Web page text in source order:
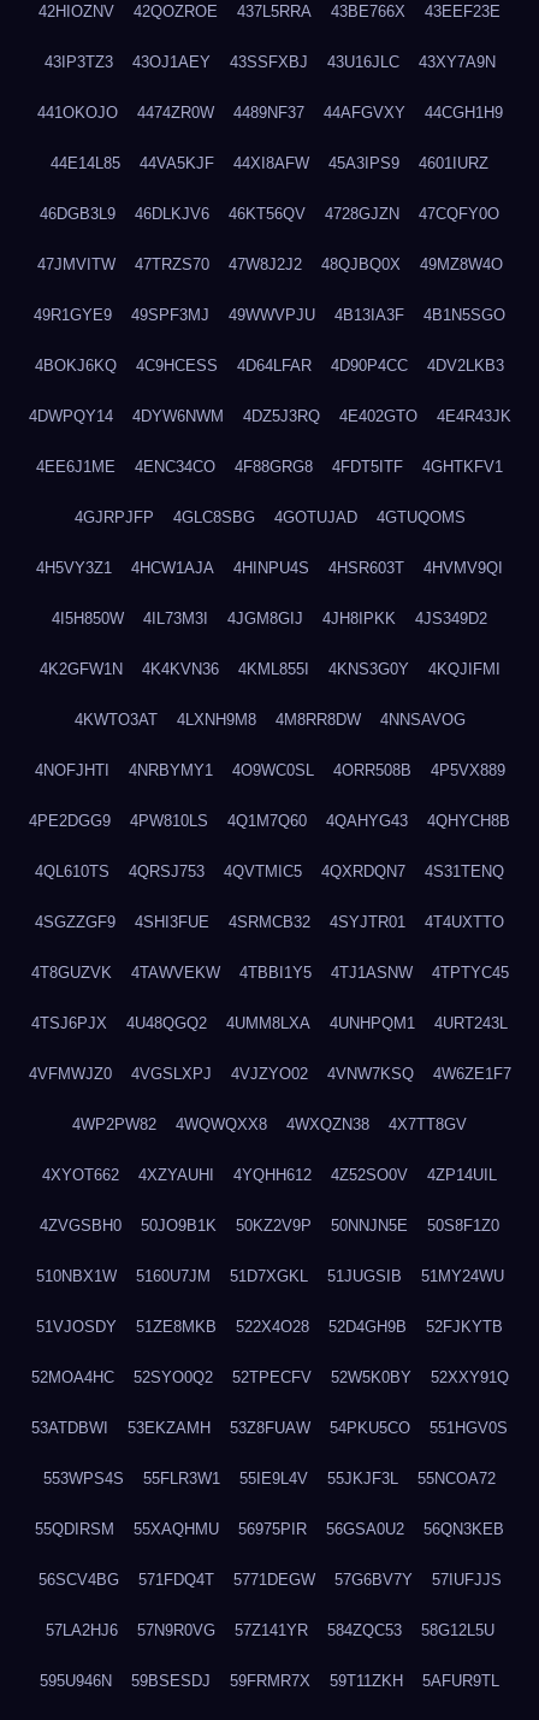
42HIOZNV 42QOZROE 437L5RRA 43BE766X 43EEF23E
43IP3TZ3 43OJ1AEY 43SSFXBJ 43U16JLC 43XY7A9N
441OKOJO 4474ZR0W 4489NF37 44AFGVXY 44CGH1H9
44E14L85 44VA5KJF 44XI8AFW 45A3IPS9 4601IURZ
46DGB3L9 46DLKJV6 46KT56QV 4728GJZN 47CQFY0O
47JMVITW 47TRZS70 47W8J2J2 48QJBQ0X 49MZ8W4O
49R1GYE9 49SPF3MJ 49WWVPJU 4B13IA3F 4B1N5SGO
4BOKJ6KQ 4C9HCESS 4D64LFAR 4D90P4CC 4DV2LKB3
4DWPQY14 4DYW6NWM 4DZ5J3RQ 4E402GTO 4E4R43JK
4EE6J1ME 4ENC34CO 4F88GRG8 4FDT5ITF 4GHTKFV1
4GJRPJFP 4GLC8SBG 4GOTUJAD 4GTUQOMS
4H5VY3Z1 4HCW1AJA 4HINPU4S 4HSR603T 4HVMV9QI
4I5H850W 4IL73M3I 4JGM8GIJ 4JH8IPKK 4JS349D2
4K2GFW1N 4K4KVN36 4KML855I 4KNS3G0Y 4KQJIFMI
4KWTO3AT 4LXNH9M8 4M8RR8DW 4NNSAVOG
4NOFJHTI 4NRBYMY1 4O9WC0SL 4ORR508B 4P5VX889
4PE2DGG9 4PW810LS 4Q1M7Q60 4QAHYG43 4QHYCH8B
4QL610TS 4QRSJ753 4QVTMIC5 4QXRDQN7 4S31TENQ
4SGZZGF9 4SHI3FUE 4SRMCB32 4SYJTR01 4T4UXTTO
4T8GUZVK 4TAWVEKW 4TBBI1Y5 4TJ1ASNW 4TPTYC45
4TSJ6PJX 4U48QGQ2 4UMM8LXA 4UNHPQM1 4URT243L
4VFMWJZ0 4VGSLXPJ 4VJZYO02 4VNW7KSQ 4W6ZE1F7
4WP2PW82 4WQWQXX8 4WXQZN38 4X7TT8GV
4XYOT662 4XZYAUHI 4YQHH612 4Z52SO0V 4ZP14UIL
4ZVGSBH0 50JO9B1K 50KZ2V9P 50NNJN5E 50S8F1Z0
510NBX1W 5160U7JM 51D7XGKL 51JUGSIB 51MY24WU
51VJOSDY 51ZE8MKB 522X4O28 52D4GH9B 52FJKYTB
52MOA4HC 52SYO0Q2 52TPECFV 52W5K0BY 52XXY91Q
53ATDBWI 53EKZAMH 53Z8FUAW 54PKU5CO 551HGV0S
553WPS4S 55FLR3W1 55IE9L4V 55JKJF3L 55NCOA72
55QDIRSM 55XAQHMU 56975PIR 56GSA0U2 56QN3KEB
56SCV4BG 571FDQ4T 5771DEGW 57G6BV7Y 57IUFJJS
57LA2HJ6 57N9R0VG 57Z141YR 584ZQC53 58G12L5U
595U946N 59BSESDJ 59FRMR7X 59T11ZKH 5AFUR9TL